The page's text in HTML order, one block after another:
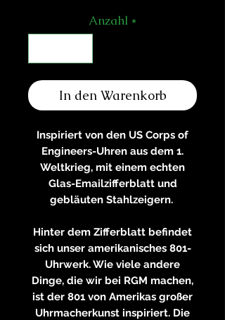
Anzahl *
In den Warenkorb
Inspiriert von den US Corps of
Engineers-Uhren aus dem 1.
Weltkrieg, mit einem echten
Glas-Emailzifferblatt und
gebläuten Stahlzeigern.
Hinter dem Zifferblatt befindet
sich unser amerikanisches 801-
Uhrwerk. Wie viele andere
Dinge, die wir bei RGM machen,
ist der 801 von Amerikas großer
Uhrmacherkunst inspiriert. Die